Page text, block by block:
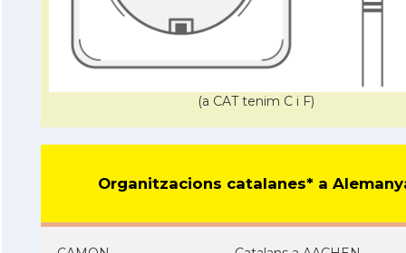
(a CAT tenim C i F)
Organitzacions catalanes* a